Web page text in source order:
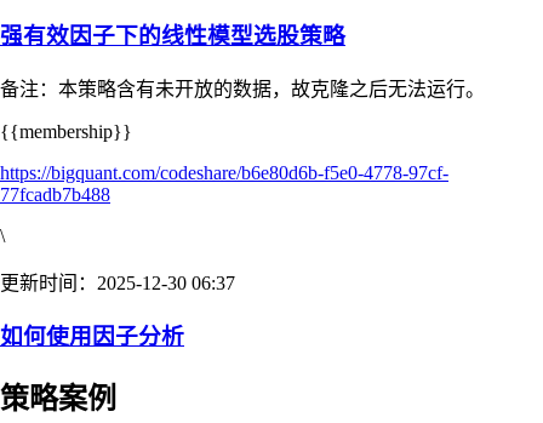
强有效因子下的线性模型选股策略
备注：本策略含有未开放的数据，故克隆之后无法运行。
{{membership}}
https://bigquant.com/codeshare/b6e80d6b-f5e0-4778-97cf-
77fcadb7b488
\
更新时间：2025-12-30 06:37
如何使用因子分析
策略案例